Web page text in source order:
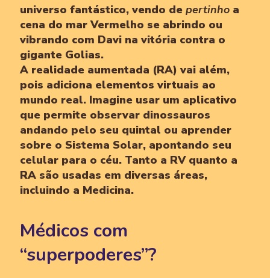
universo fantástico, vendo de pertinho a
cena do mar Vermelho se abrindo ou
vibrando com Davi na vitória contra o
gigante Golias.
A realidade aumentada (RA) vai além,
pois adiciona elementos virtuais ao
mundo real. Imagine usar um aplicativo
que permite observar dinossauros
andando pelo seu quintal ou aprender
sobre o Sistema Solar, apontando seu
celular para o céu. Tanto a RV quanto a
RA são usadas em diversas áreas,
incluindo a Medicina.
Médicos com
“superpoderes”?